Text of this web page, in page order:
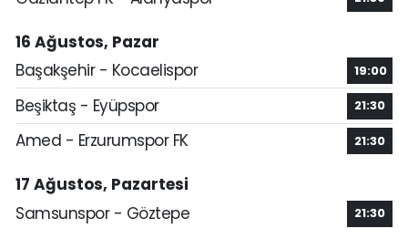
16 Ağustos, Pazar
Başakşehir - Kocaelispor
19:00
Beşiktaş - Eyüpspor 21:30
Amed - Erzurumspor FK 21:30
17 Ağustos, Pazartesi
Samsunspor - Göztepe
21:30